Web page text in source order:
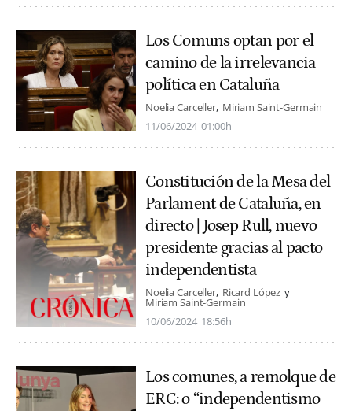
Los Comuns optan por el
camino de la irrelevancia
política en Cataluña
Noelia Carceller Miriam Saint-Germain
11/06/2024 01:00h
Constitución de la Mesa del
Parlament de Cataluña, en
directo | Josep Rull, nuevo
presidente gracias al pacto
independentista
Noelia Carceller Ricard López
Miriam Saint-Germain
10/06/2024 18:56h
Los comunes, a remolque de
ERC: o “independentismo